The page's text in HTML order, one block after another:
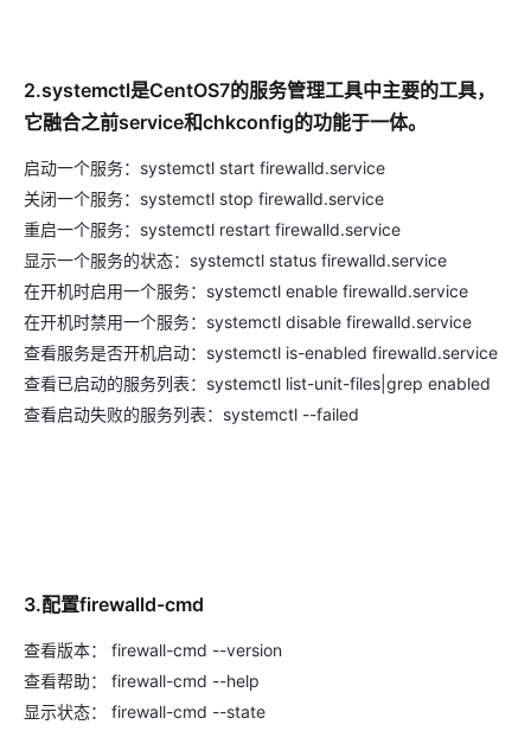
2.systemctl是CentOS7的服务管理工具中主要的工具，
它融合之前service和chkconfig的功能于一体。
启动一个服务：systemctl start firewalld.service
关闭一个服务：systemctl stop firewalld.service
重启一个服务：systemctl restart firewalld.service
显示一个服务的状态：systemctl status firewalld.service
在开机时启用一个服务：systemctl enable firewalld.service
在开机时禁用一个服务：systemctl disable firewalld.service
查看服务是否开机启动：systemctl is-enabled firewalld.service
查看已启动的服务列表：systemctl list-unit-files|grep enabled
查看启动失败的服务列表：systemctl --failed
3.配置firewalld-cmd
查看版本： firewall-cmd --version
查看帮助： firewall-cmd --help
显示状态： firewall-cmd --state